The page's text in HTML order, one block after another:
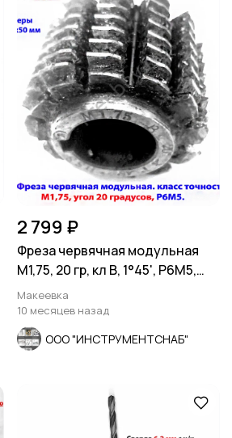
2 799 ₽
Фреза червячная модульная
М1,75, 20 гр, кл В, 1°45', Р6М5,
63х27х50
Макеевка
10 месяцев назад
ООО "ИНСТРУМЕНТСНАБ"